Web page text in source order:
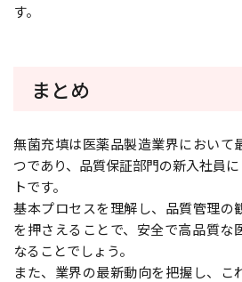
す。
まとめ
無菌充填は医薬品製造業界において
つであり、品質保証部門の新入社員
トです。
基本プロセスを理解し、品質管理の
を押さえることで、安全で高品質な
なることでしょう。
また、業界の最新動向を把握し、こ